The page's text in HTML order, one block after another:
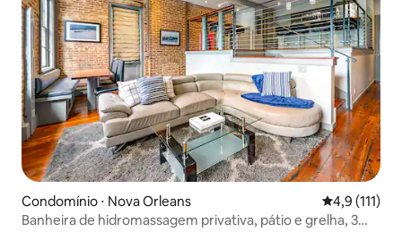
Condomínio ⋅ Nova Orleans 4,9 de uma
4,9 (111)
Banheira de hidromassagem privativa, pátio e grelha, 3